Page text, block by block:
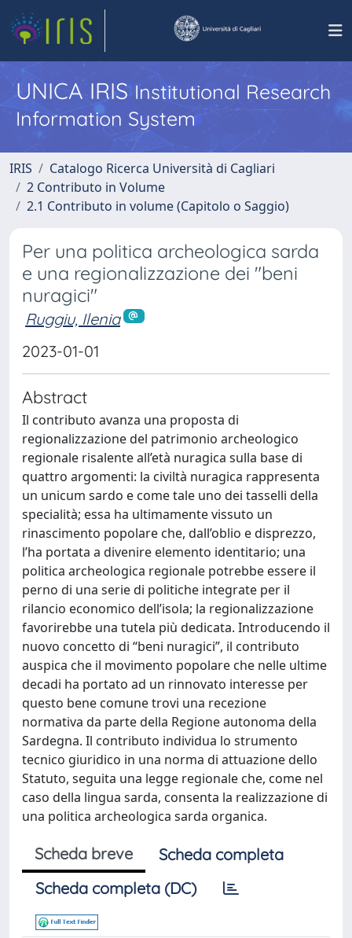
UNICA IRISInstitutional Research
Information System
IRIS
Catalogo Ricerca Università di Cagliari
2 Contributo in Volume
2.1 Contributo in volume (Capitolo o Saggio)
Per una politica archeologica sarda
e una regionalizzazione dei "beni
nuragici"
Ruggiu, Ilenia
2023-01-01
Abstract
Il contributo avanza una proposta di
regionalizzazione del patrimonio archeologico
regionale risalente all’età nuragica sulla base di
quattro argomenti: la civiltà nuragica rappresenta
un unicum sardo e come tale uno dei tasselli della
specialità; essa ha ultimamente vissuto un
rinascimento popolare che, dall’oblio e disprezzo,
l’ha portata a divenire elemento identitario; una
politica archeologica regionale potrebbe essere il
perno di una serie di politiche integrate per il
rilancio economico dell’isola; la regionalizzazione
favorirebbe una tutela più dedicata. Introducendo il
nuovo concetto di “beni nuragici”, il contributo
auspica che il movimento popolare che nelle ultime
decadi ha portato ad un rinnovato interesse per
questo bene comune trovi una recezione
normativa da parte della Regione autonoma della
Sardegna. Il contributo individua lo strumento
tecnico giuridico in una norma di attuazione dello
Statuto, seguita una legge regionale che, come nel
caso della lingua sarda, consenta la realizzazione di
una politica archeologica sarda organica.
Scheda breve
Scheda completa
Scheda completa (DC)